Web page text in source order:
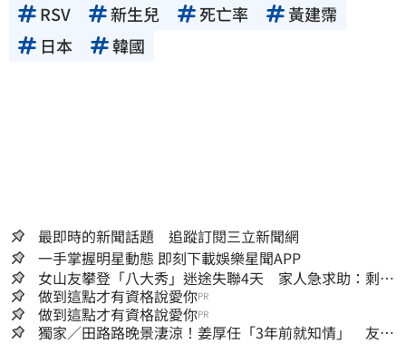
RSV 新生兒 死亡率
黃建霈
日本
韓國
最即時的新聞話題 追蹤訂閱三立新聞網
一手掌握明星動態 即刻下載娛樂星聞APP
女山友攀登「八大秀」迷途失聯4天 家人急求助：剩我
媽還沒找到
做到這點才有資格說愛你PR
做到這點才有資格說愛你PR
獨家／田路路晚景淒涼！姜厚任「3年前就知情」 友人